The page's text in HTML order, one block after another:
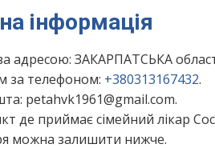
інформація
адресою: ЗАКАРПАТСЬКА
за телефоном: +380313167432.
petahvk1961@gmail.com.
де приймає сімейний лікар
можна залишити нижче.